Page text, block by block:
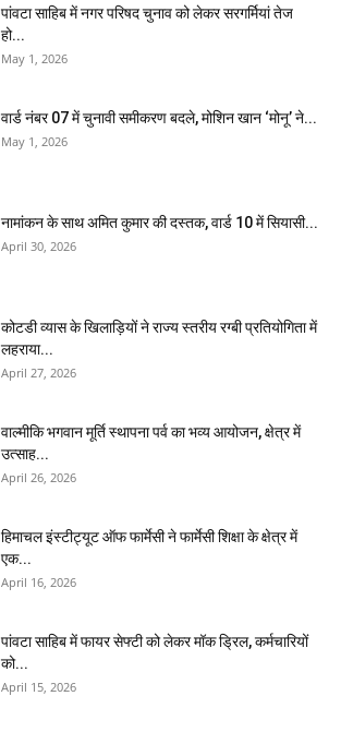
पांवटा साहिब में नगर परिषद चुनाव को लेकर सरगर्मियां तेज
हो...
May 1, 2026
वार्ड नंबर 07 में चुनावी समीकरण बदले, मोशिन खान ‘मोनू’ ने...
May 1, 2026
नामांकन के साथ अमित कुमार की दस्तक, वार्ड 10 में सियासी...
April 30, 2026
कोटडी व्यास के खिलाड़ियों ने राज्य स्तरीय रग्बी प्रतियोगिता में
लहराया...
April 27, 2026
वाल्मीकि भगवान मूर्ति स्थापना पर्व का भव्य आयोजन, क्षेत्र में
उत्साह...
April 26, 2026
हिमाचल इंस्टीट्यूट ऑफ फार्मेसी ने फार्मेसी शिक्षा के क्षेत्र में
एक...
April 16, 2026
पांवटा साहिब में फायर सेफ्टी को लेकर मॉक ड्रिल, कर्मचारियों
को...
April 15, 2026